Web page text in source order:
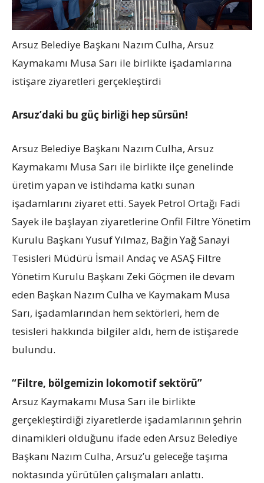
Arsuz Belediye Başkanı Nazım Culha, Arsuz
Kaymakamı Musa Sarı ile birlikte işadamlarına
istişare ziyaretleri gerçekleştirdi
Arsuz’daki bu güç birliği hep sürsün!
Arsuz Belediye Başkanı Nazım Culha, Arsuz
Kaymakamı Musa Sarı ile birlikte ilçe genelinde
üretim yapan ve istihdama katkı sunan
işadamlarını ziyaret etti. Sayek Petrol Ortağı Fadi
Sayek ile başlayan ziyaretlerine Onfil Filtre Yönetim
Kurulu Başkanı Yusuf Yılmaz, Bağin Yağ Sanayi
Tesisleri Müdürü İsmail Andaç ve ASAŞ Filtre
Yönetim Kurulu Başkanı Zeki Göçmen ile devam
eden Başkan Nazım Culha ve Kaymakam Musa
Sarı, işadamlarından hem sektörleri, hem de
tesisleri hakkında bilgiler aldı, hem de istişarede
bulundu.
“Filtre, bölgemizin lokomotif sektörü”
Arsuz Kaymakamı Musa Sarı ile birlikte
gerçekleştirdiği ziyaretlerde işadamlarının şehrin
dinamikleri olduğunu ifade eden Arsuz Belediye
Başkanı Nazım Culha, Arsuz’u geleceğe taşıma
noktasında yürütülen çalışmaları anlattı.